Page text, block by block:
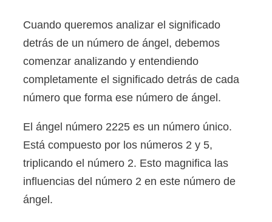
Cuando queremos analizar el significado
detrás de un número de ángel, debemos
comenzar analizando y entendiendo
completamente el significado detrás de cada
número que forma ese número de ángel.
El ángel número 2225 es un número único.
Está compuesto por los números 2 y 5,
triplicando el número 2. Esto magnifica las
influencias del número 2 en este número de
ángel.